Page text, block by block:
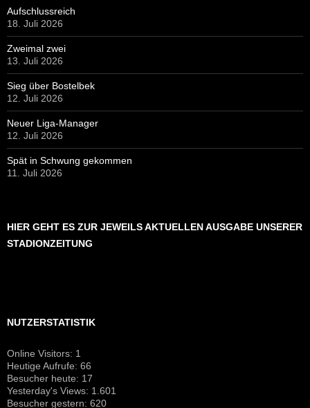
Aufschlussreich
18. Juli 2026
Zweimal zwei
13. Juli 2026
Sieg über Bostelbek
12. Juli 2026
Neuer Liga-Manager
12. Juli 2026
Spät in Schwung gekommen
11. Juli 2026
HIER GEHT ES ZUR JEWEILS AKTUELLEN AUSGABE UNSERER
STADIONZEITUNG
NUTZERSTATISTIK
Online Visitors: 1
Heutige Aufrufe: 66
Besucher heute: 17
Yesterday's Views: 1.601
Besucher gestern: 620